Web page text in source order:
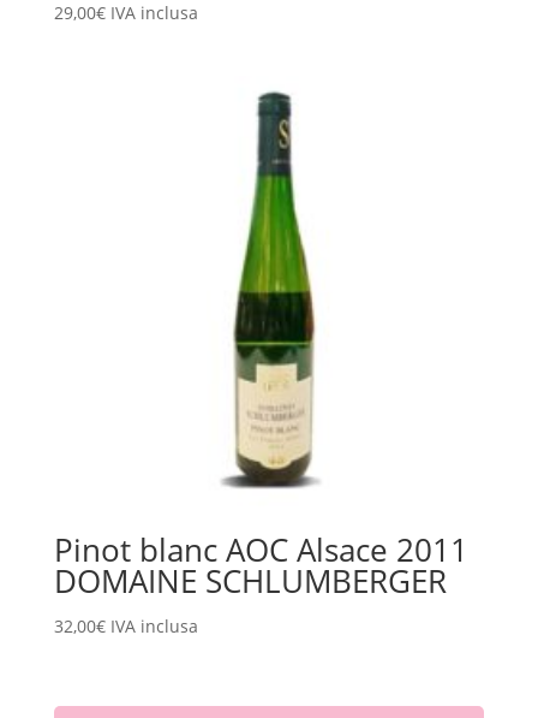
29,00€ IVA inclusa
Pinot blanc AOC Alsace 2011
DOMAINE SCHLUMBERGER
32,00€ IVA inclusa